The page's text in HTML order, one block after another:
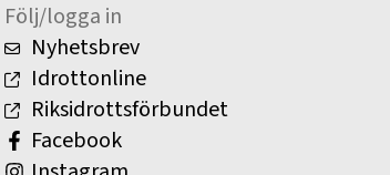
Följ/logga in
Nyhetsbrev
Idrottonline
Riksidrottsförbundet
Facebook